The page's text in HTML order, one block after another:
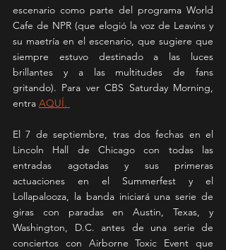
escenario como parte del programa World
Cafe de NPR (que elogió la voz de Leavins y
su maetría en el escenario, que sugiere que
siempre estuvo destinado a las luces
brillantes y a las multitudes de fans
gritando). Para ver CBS Saturday Morning,
entra AQUÍ.
El 7 de septiembre, tras dos fechas en el
Lincoln Hall de Chicago con todas las
entradas agotadas y sus primeras
actuaciones en el Summerfest y el
Lollapalooza, la banda iniciará una serie de
giras con paradas en Austin, Texas, y
Washington, D.C. antes de una serie de
conciertos con Airborne Toxic Event que